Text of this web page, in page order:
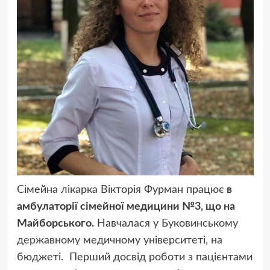
Сімейна лікарка Вікторія Фурман працює в
амбулаторії сімейної медицини №3, що на
Майборського.Навчалася у Буковинському
державному медичному університеті, на
бюджеті. Перший досвід роботи з пацієнтами